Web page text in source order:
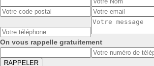
On vous rappelle gratuitement